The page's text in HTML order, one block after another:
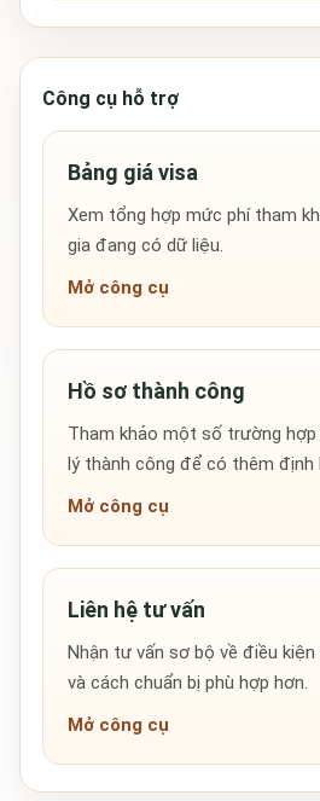
Công cụ hỗ trợ
Bảng giá visa
Xem tổng hợp mức phí tham
gia đang có dữ liệu.
Mở công cụ
Hồ sơ thành công
Tham khảo một số trường
lý thành công để có thêm định
Mở công cụ
Liên hệ tư vấn
Nhận tư vấn sơ bộ về điều
và cách chuẩn bị phù hợp hơn.
Mở công cụ